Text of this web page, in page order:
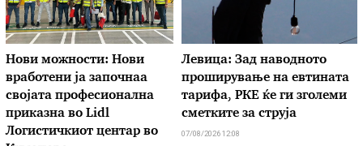
Нови можности: Нови
вработени ја започнаа
својата професионална
приказна во Lidl
Логистичкиот центар во
Левица: Зад наводното
проширување на евтината
тарифа, РКЕ ќе ги зголеми
сметките за струја
07/08/2026 12:08